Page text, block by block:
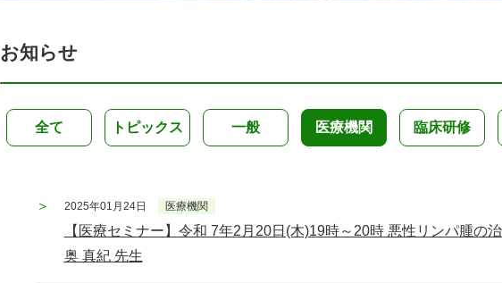
お知らせ
全て トピックス 一般 医療機関 臨床研修
2025年01月24日 医療機関
【医療セミナー】令和 7年2月20日(木)19時～20時 悪性リンパ腫の
奥 真紀 先生